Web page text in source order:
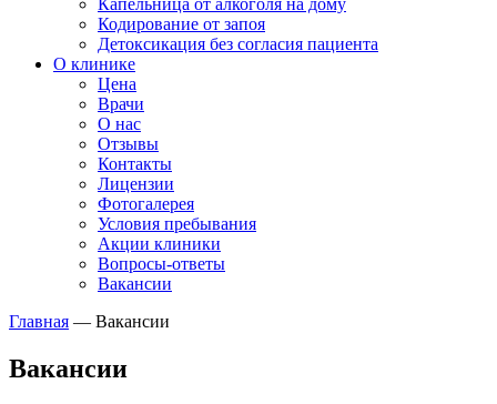
Капельница от алкоголя на дому
Кодирование от запоя
Детоксикация без согласия пациента
О клинике
Цена
Врачи
О нас
Отзывы
Контакты
Лицензии
Фотогалерея
Условия пребывания
Акции клиники
Вопросы-ответы
Вакансии
Главная — Вакансии
Вакансии